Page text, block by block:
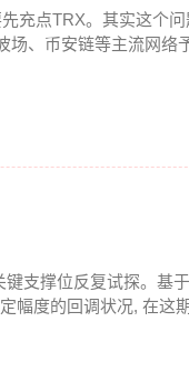
充点TRX。其实这个问
场、币安链等主流网络
支撑位反复试探。基
幅度的回调状况, 在这